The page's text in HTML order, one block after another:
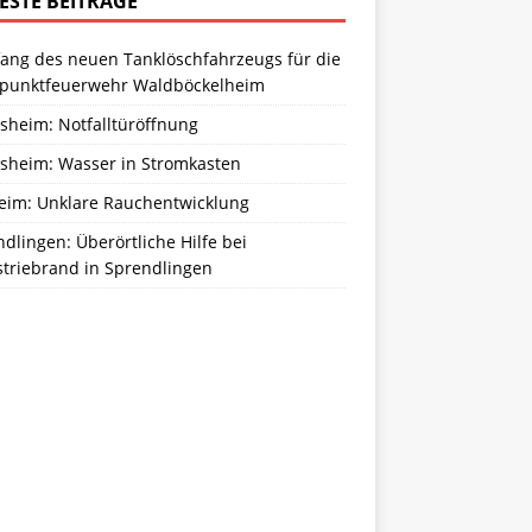
des neuen Tanklöschfahrzeugs für die
Waldböckelheim
Notfalltüröffnung
Wasser in Stromkasten
Unklare Rauchentwicklung
Überörtliche Hilfe bei
in Sprendlingen